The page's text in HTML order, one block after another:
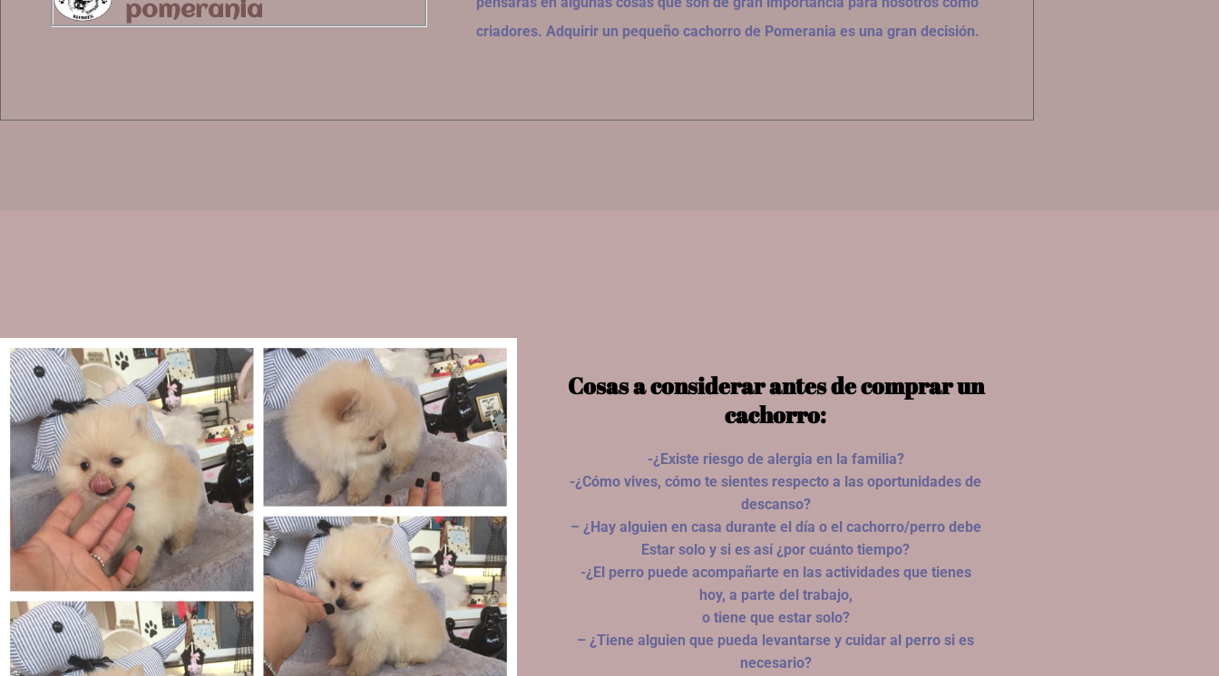
pomerania
criadores. Adquirir un pequeño cachorro de Pomerania es una gran decisión.
Cosas a considerar antes de comprar un
cachorro:
-¿Existe riesgo de alergia en la familia?
-¿Cómo vives, cómo te sientes respecto a las oportunidades de
descanso?
– ¿Hay alguien en casa durante el día o el cachorro/perro debe
Estar solo y si es así ¿por cuánto tiempo?
-¿El perro puede acompañarte en las actividades que tienes
hoy, a parte del trabajo,
o tiene que estar solo?
– ¿Tiene alguien que pueda levantarse y cuidar al perro si es
necesario?